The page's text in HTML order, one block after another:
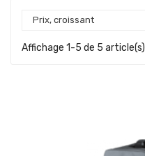
Prix, croissant
Affichage 1-5 de 5 article(s)